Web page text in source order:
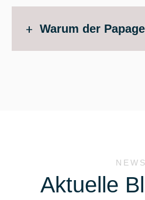
Warum der
NEWS
Aktuelle